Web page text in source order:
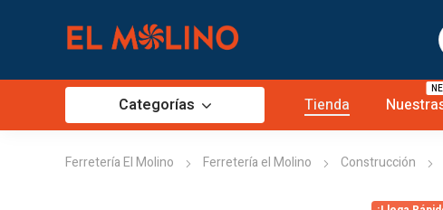
Categorías Tienda
Ferretería El Molino Ferretería el Molino Construcción